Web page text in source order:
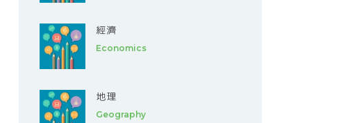
經濟
Economics
地理
Geography